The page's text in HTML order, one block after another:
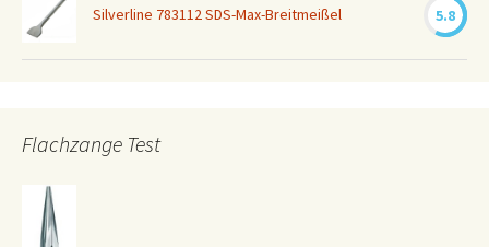
Silverline 783112 SDS-Max-Breitmeißel 5.8
Flachzange Test